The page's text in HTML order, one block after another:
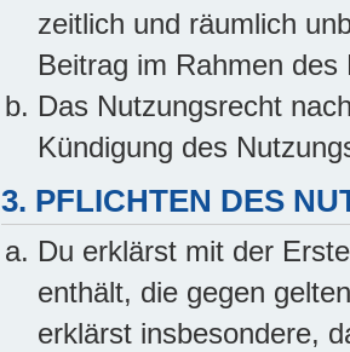
zeitlich und räumlich
Beitrag im Rahmen
Das Nutzungsrecht
Kündigung des
3. PFLICHTEN DES
Du erklärst mit der
enthält, die gegen
erklärst insbesondere,